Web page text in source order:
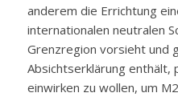
anderem die Errichtung
internationalen neutralen
Grenzregion vorsieht und
Absichtserklärung enthält,
einwirken zu wollen, um